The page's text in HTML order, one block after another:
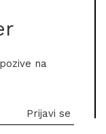
na